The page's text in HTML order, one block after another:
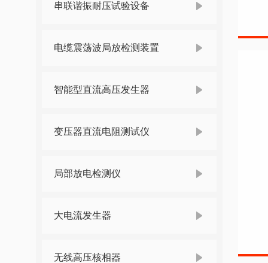
串联谐振耐压试验设备
电缆震荡波局放检测装置
智能型直流高压发生器
变压器直流电阻测试仪
局部放电检测仪
大电流发生器
无线高压核相器